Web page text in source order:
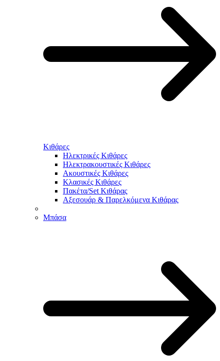
Κιθάρες
Ηλεκτρικές Κιθάρες
Ηλεκτρακουστικές Κιθάρες
Ακουστικές Κιθάρες
Κλασικές Κιθάρες
Πακέτα/Set Κιθάρας
Αξεσουάρ & Παρελκόμενα Κιθάρας
Μπάσα